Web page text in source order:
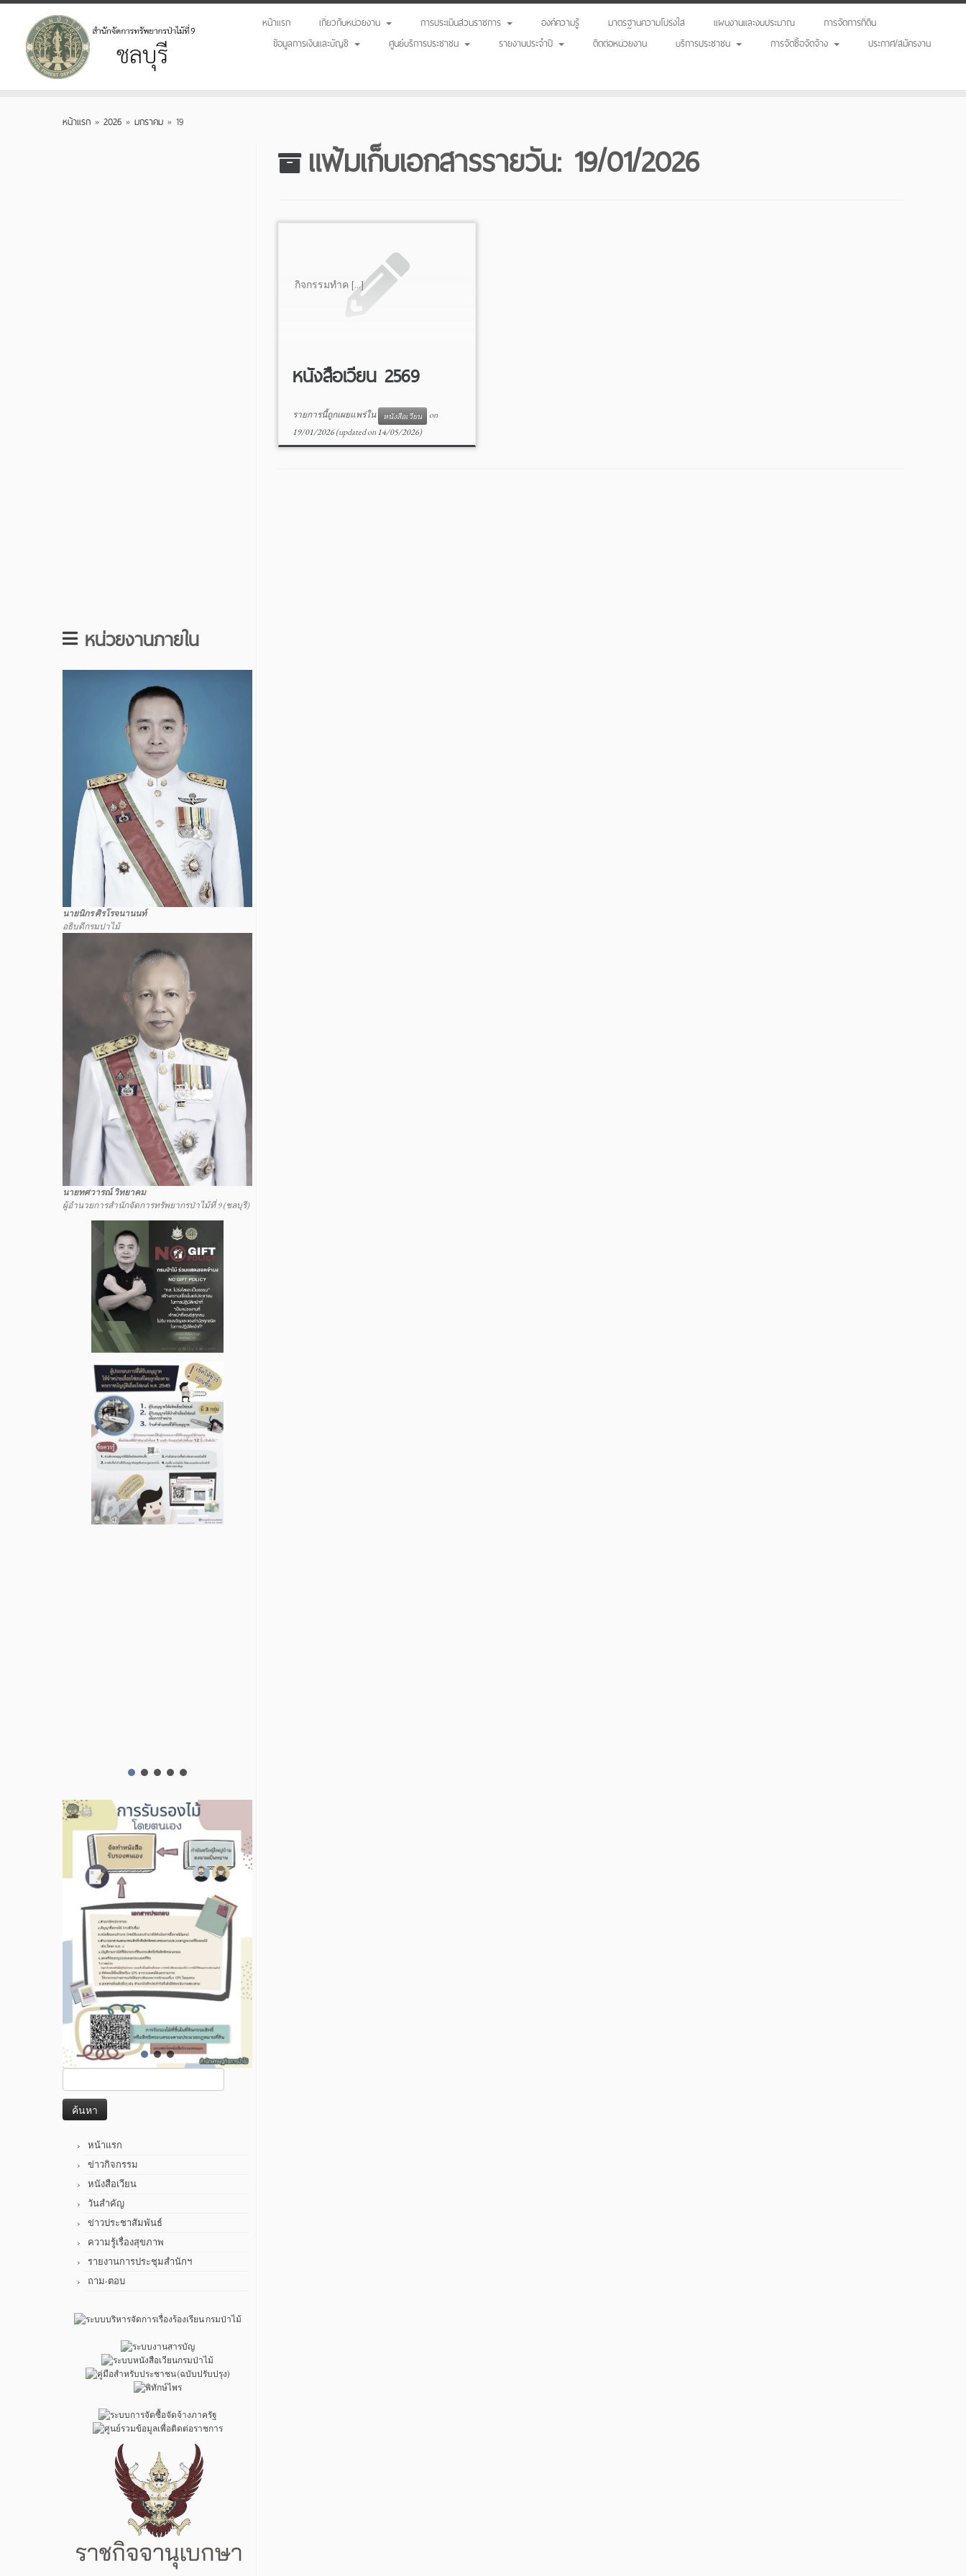
หน้าแรก เกี่ยวกับหน่วยงาน การประเมินส่วนราชการ องค์ความรู้ มาตรฐานความโปร่งใส แผนงานและงบประมาณ
การจัดการที่ดิน
ข้อมูลการเงินและบัญชี
ศูนย์บริการประชาชน รายงานประจำปี ติดต่อหน่วยงาน บริการประชาชน การจัดซื้อจัดจ้าง ประกาศ/สมัครงาน
หน้าแรก » 2026 » มกราคม » 19
หน่วยงานภายใน
นายนิกร ศิรโรจนานนท์
อธิบดีกรมปาไม้
นายทศวารณ์ วิทยาคม
ผู้อำนวยการสำนักจัดการทรัพยากรป่าไม้ที่ 9 (ชลบุรี)
สำหรับ:
หน้าแรก
ข่าวกิจกรรม
หนังสือเวียน
วันสำคัญ
ข่าวประชาสัมพันธ์
ความรู้เรื่องสุขภาพ
รายงานการประชุมสำนักฯ
ถาม-ตอบ
แฟ้มเก็บเอกสารรายวัน: 19/01/2026
กิจกรรมทำค […]
หนังสือเวียน 2569
รายการนี้ถูกเผยแพร่ใน หนังสือเวียน
on
19/01/2026(updated on14/05/2026)